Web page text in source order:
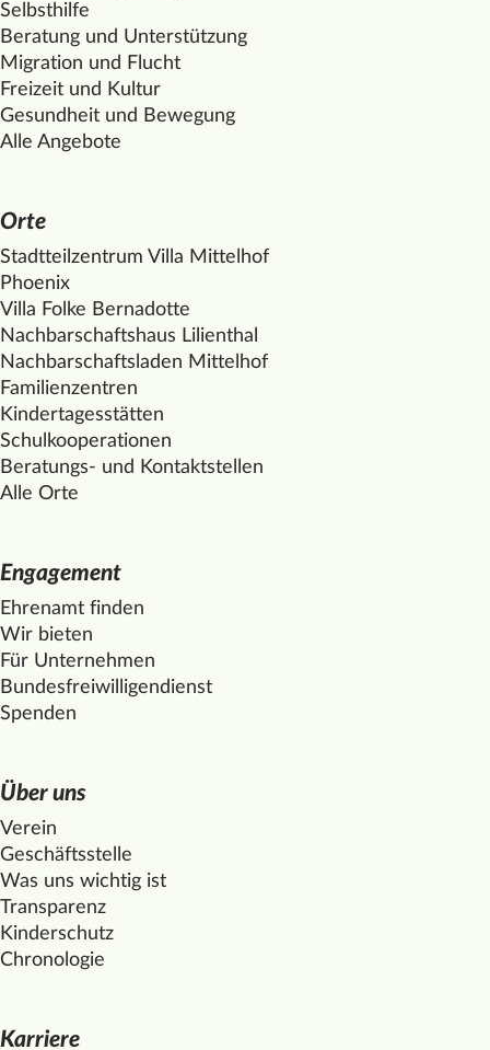
Selbsthilfe
Beratung und Unterstützung
Migration und Flucht
Freizeit und Kultur
Gesundheit und Bewegung
Alle Angebote
Orte
Stadtteilzentrum Villa Mittelhof
Phoenix
Villa Folke Bernadotte
Nachbarschaftshaus Lilienthal
Nachbarschaftsladen Mittelhof
Familienzentren
Kindertagesstätten
Schulkooperationen
Beratungs- und Kontaktstellen
Alle Orte
Engagement
Ehrenamt finden
Wir bieten
Für Unternehmen
Bundesfreiwilligendienst
Spenden
Über uns
Verein
Geschäftsstelle
Was uns wichtig ist
Transparenz
Kinderschutz
Chronologie
Karriere